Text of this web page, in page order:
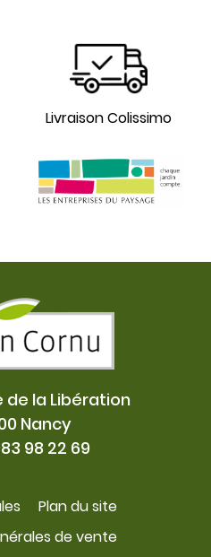
Livraison Colissimo
de la Libération
Nancy
98 22 69
Plan du site
de vente